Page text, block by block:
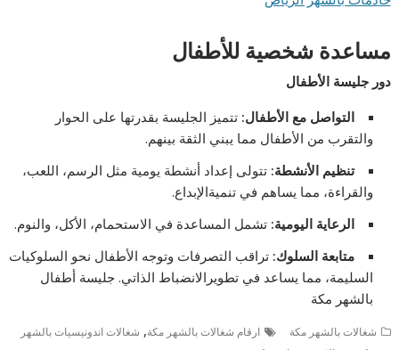
مساعدة شخصية للأطفال
دور جليسة الأطفال
التواصل مع الأطفال: تتميز الجليسة بقدرتها على الحوار
والتقرب من الأطفال مما يبني الثقة بينهم.
تنظيم الأنشطة: تتولى إعداد أنشطة يومية مثل الرسم، اللعب،
والقراءة، مما يساهم في تنميةالإبداع.
الرعاية اليومية: تشمل المساعدة في الاستحمام، الأكل، والنوم.
متابعة السلوك: تراقب التصرفات وتوجه الأطفال نحو السلوكيات
السليمة، مما يساعد في تطويرالانضباط الذاتي. جليسة أطفال
بالشهر مكة
شغالات بالشهر مكة ارقام شغالات بالشهر مكة, شغالات اندونيسيات بالشهر